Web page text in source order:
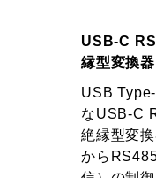
USB-C
縁型変換器
USB
なUSB-C
絶縁型変
から